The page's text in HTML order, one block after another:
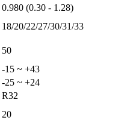
0.980 (0.30 - 1.28)
18/20/22/27/30/31/33
50
-15 ~ +43
-25 ~ +24
R32
20